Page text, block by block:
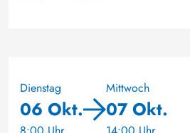
Dienstag
06 Okt.
Mittwoch
07 Okt.